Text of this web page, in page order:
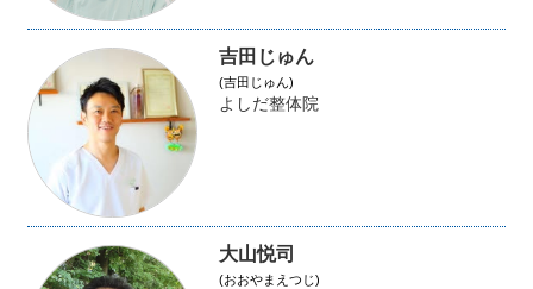
吉田じゅん
(吉田じゅん)
よしだ整体院
大山悦司
(おおやまえつじ)